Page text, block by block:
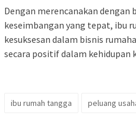
Dengan merencanakan dengan
keseimbangan yang tepat, ibu
kesuksesan dalam bisnis
secara positif dalam kehidupan
ibu rumah tangga peluang